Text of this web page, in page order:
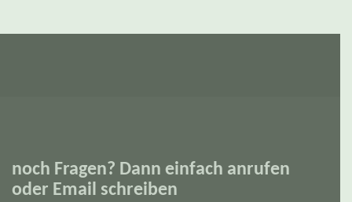
noch Fragen? Dann einfach anrufen
oder Email schreiben